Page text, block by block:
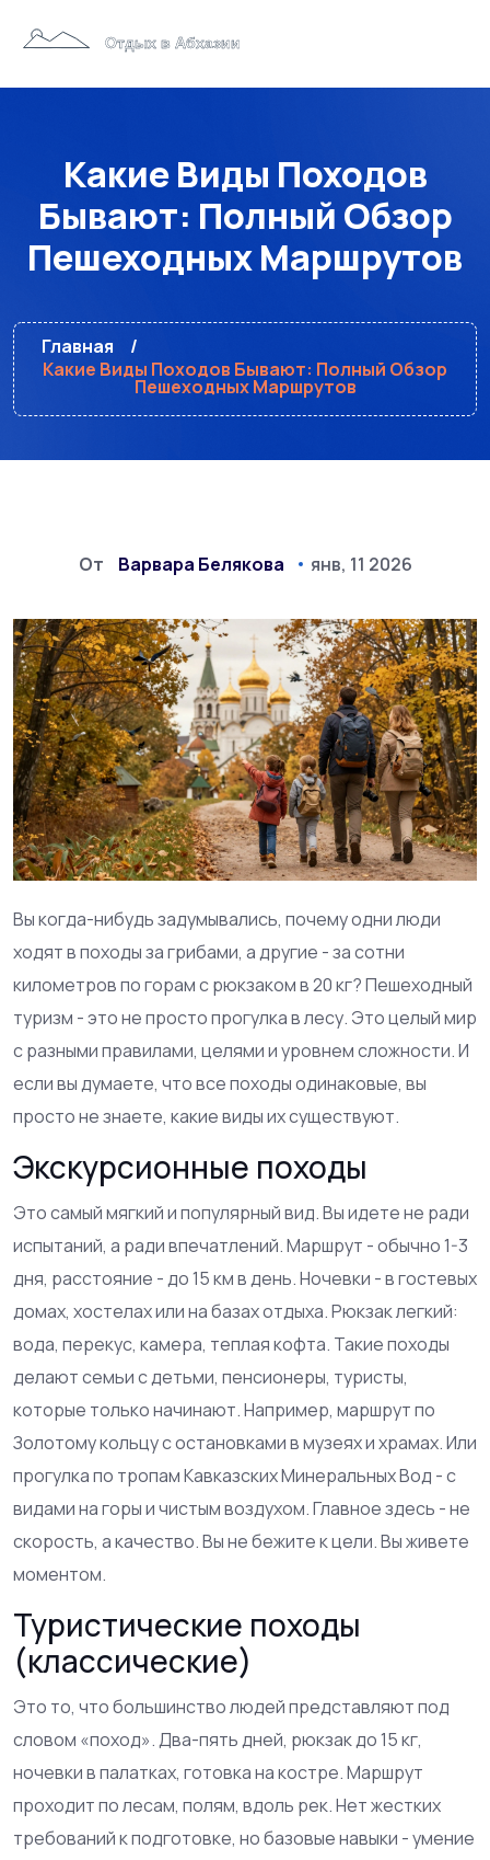
Какие Виды Походов
Бывают: Полный Обзор
Пешеходных Маршрутов
Главная
Какие Виды Походов Бывают: Полный Обзор
Пешеходных Маршрутов
От Варвара Белякова янв, 11 2026
Вы когда-нибудь задумывались, почему одни люди
ходят в походы за грибами, а другие - за сотни
километров по горам с рюкзаком в 20 кг? Пешеходный
туризм - это не просто прогулка в лесу. Это целый мир
с разными правилами, целями и уровнем сложности. И
если вы думаете, что все походы одинаковые, вы
просто не знаете, какие виды их существуют.
Экскурсионные походы
Это самый мягкий и популярный вид. Вы идете не ради
испытаний, а ради впечатлений. Маршрут - обычно 1-3
дня, расстояние - до 15 км в день. Ночевки - в гостевых
домах, хостелах или на базах отдыха. Рюкзак легкий:
вода, перекус, камера, теплая кофта. Такие походы
делают семьи с детьми, пенсионеры, туристы,
которые только начинают. Например, маршрут по
Золотому кольцу с остановками в музеях и храмах. Или
прогулка по тропам Кавказских Минеральных Вод - с
видами на горы и чистым воздухом. Главное здесь - не
скорость, а качество. Вы не бежите к цели. Вы живете
моментом.
Туристические походы
(классические)
Это то, что большинство людей представляют под
словом «поход». Два-пять дней, рюкзак до 15 кг,
ночевки в палатках, готовка на костре. Маршрут
проходит по лесам, полям, вдоль рек. Нет жестких
требований к подготовке, но базовые навыки - умение